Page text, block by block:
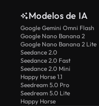
Modelos de IA
Google Gemini Omni Flash
Google Nano Banana 2
Google Nano Banana 2 Lite
Seedance 2.0
Seedance 2.0 Fast
Seedance 2.0 Mini
Happy Horse 1.1
Seedream 5.0 Pro
Seedream 5.0 Lite
Happy Horse